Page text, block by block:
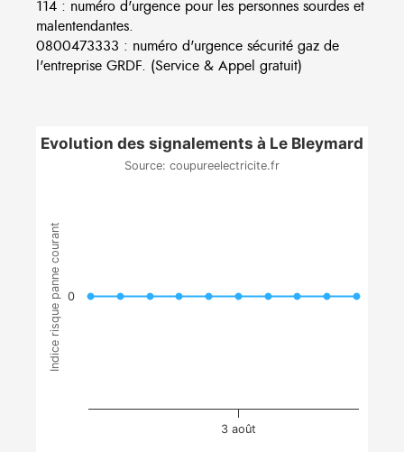
114 : numéro d'urgence pour les personnes sourdes et
malentendantes.
0800473333 : numéro d'urgence sécurité gaz de
l'entreprise GRDF. (Service & Appel gratuit)
Indice risque panne courant
Evolution des signalements à Le Bleymard
Source: coupureelectricite.fr
3 août
0